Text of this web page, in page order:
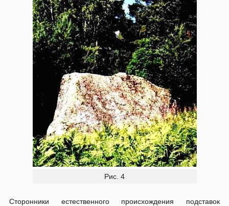
Рис. 4
Сторонники естественного происхождения подставок